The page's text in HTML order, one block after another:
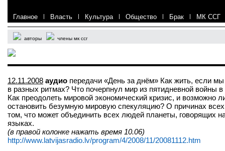
Главное | Власть | Культура | Общество | Брак | МК ССГ
авторы члены мк ссг
12.11.2008 аудио передачи «День за днём» Как жить, если
в разных ритмах? Что почерпнул мир из пятидневной войны в
Как преодолеть мировой экономический кризис, и возможно
остановить безумную мировую спекуляцию? О причинах
том, что может объединить всех людей планеты, говорящих
языках.
(в правой колонке нажать время 10.06)
http://www.latvijasradio.lv/program/4/2008/11/20081112.htm